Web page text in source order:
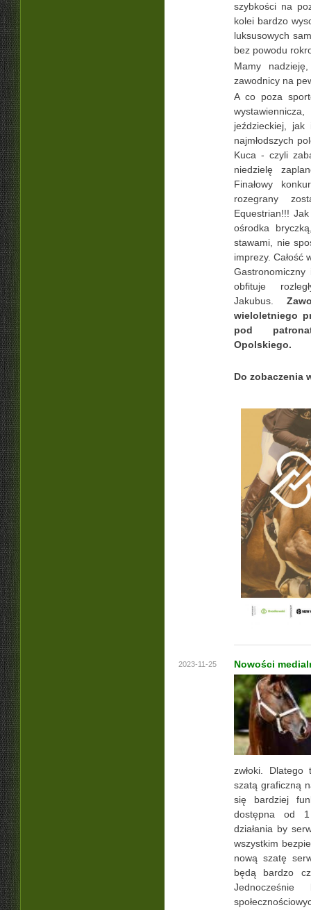
szybkości na
kolei bardzo
luksusowych
bez powodu
Mamy
zawodnicy na
A co poza
jeździeckiej,
najmłodszych
Kuca - czyli
niedzielę
Finałowy
rozegrany
Equestrian!!!
ośrodka
stawami, nie
imprezy. Całość
obfituje
Jakubus.
wieloletniego
pod
Opolskiego.
Do zobaczenia
2023-11-25 Nowości
zwłoki.
szatą graficzną
się bardziej
dostępna od 1
działania by
wszystkim
nową szatę
będą bardzo